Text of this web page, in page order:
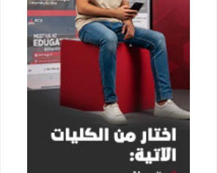
والابتكار والتطوير في إفريقيا وإقليم الشرق الأوسط، والمركز
الرئيسي لباب شرق مصر – البوابة الشرقية لمصر، وأن تكون
العاصمة الإدارية مركزا للمال والأعمال، ومقرا للشركات متعددة
الجنسيات بمحور قناة السويس، و مركزا للتحديث الصناعي الرئيس
بمصر، والصناعات المتقدمة للجيل الرابع الصناعيّ.
كما نوّه الدكتور عاصم الجزار إلى أن الوزارة تقوم كذلك بتطوير
القاهرة الخديوية من خلال تنفيذ مشروع ضخم يستهدف تطوير مدينة
القاهرة ورفع كفاءة الفراغات العامة بها (ميادين وشوارع)، عبر
استخدام عناصر مميزة لتأثيث الموقع، بحيث تراعي الطابع المعماري
والسياق التاريخي لمنطقة وسط القاهرة، وتشمل أعمال
(Hardscape) مثل الأرضيات، وأعمدة الإضاءة، والمقاعد، واللافتات
استخدام الأشجار والنباتات المناسبة.